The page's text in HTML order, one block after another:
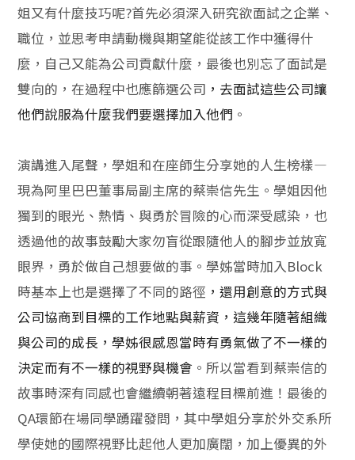
姐又有什麼技巧呢?首先必須深入研究欲面試之企業、
職位，並思考申請動機與期望能從該工作中獲得什
麼，自己又能為公司貢獻什麼，最後也別忘了面試是
雙向的，在過程中也應篩選公司 ，去面試這些公司讓
他們說服為什麼我們要選擇加入他們 。
演講進入尾聲，學姐和在座師生分享她的人生榜樣—
現為阿里巴巴董事局副主席的蔡崇信先生。學姐因他
獨到的眼光、熱情、與勇於冒險的心而深受感染，也
透過他的故事鼓勵大家勿盲從跟隨他人的腳步並放寬
眼界，勇於做自己想要做的事。學姊當時加入Block
時基本上也是選擇了不同的路徑 ，還用創意的方式與
公司協商到目標的工作地點與薪資，這幾年隨著組織
與公司的成長，學姊很感恩當時有勇氣做了不一樣的
決定而有不一樣的視野與機會 。所以當看到蔡崇信的
故事時深有同感也會繼續朝著遠程目標前進！最後的
QA環節在場同學踴躍發問，其中學姐分享於外交系所
學使她的國際視野比起他人更加廣闊，加上優異的外